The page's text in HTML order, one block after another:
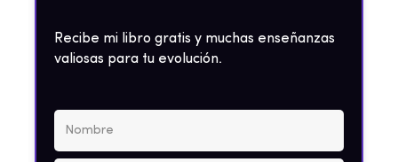
Recibe mi libro gratis y muchas enseñanzas
valiosas para tu evolución.